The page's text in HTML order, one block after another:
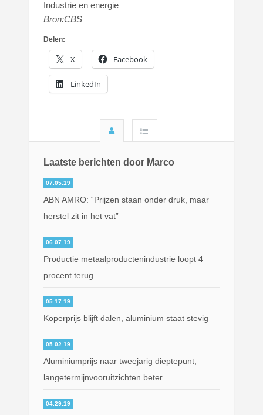
Industrie en energie
Bron:CBS
Delen:
X Facebook
LinkedIn
Laatste berichten door Marco
07.05.19
ABN AMRO: “Prijzen staan onder druk, maar
herstel zit in het vat”
06.07.19
Productie metaalproductenindustrie loopt 4
procent terug
05.17.19
Koperprijs blijft dalen, aluminium staat stevig
05.02.19
Aluminiumprijs naar tweejarig dieptepunt;
langetermijnvooruitzichten beter
04.29.19